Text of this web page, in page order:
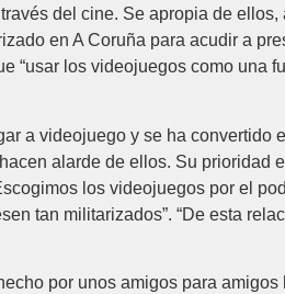
del cine. Se apropia de
en A Coruña para acudir a
“usar los videojuegos como una
a videojuego y se ha convertido
alarde de ellos. Su prioridad
los videojuegos por el
tan militarizados”. “De esta
por unos amigos para